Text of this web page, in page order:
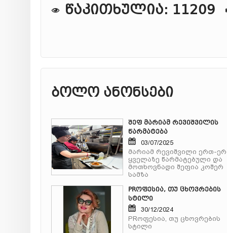
წაკითხულია: 11209
ბოლო ანონსები
შეფ მარიამ რევიშვილის
წარმატება
03/07/2025
მარიამ რევიშვილი ერთ-
ყველაზე წარმატებული და
მოთხოვნადი შეფია კოშერ
სამზა
PRოფესია, თუ ცხოვრების
სტილი
30/12/2024
PRოფესია, თუ ცხოვრების
სტილი